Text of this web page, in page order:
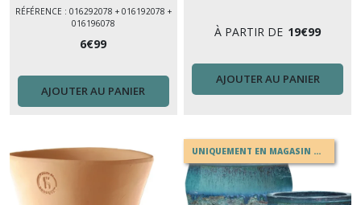
RÉFÉRENCE : 016292078 + 016192078 +
016196078
6€99
AJOUTER AU PANIER
À PARTIR DE 19€99
AJOUTER AU PANIER
UNIQUEMENT EN MAGASIN OU EN DRIVE